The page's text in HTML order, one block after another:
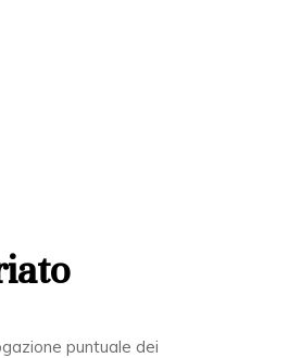
puntuale dei